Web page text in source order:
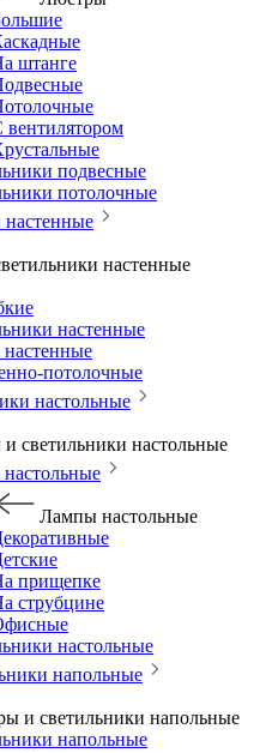
штанге
вентилятором
подвесные
потолочные
настенные
настенные
настенные
потолочные
настольные
светильники настольные
Лампы настольные
прищепке
струбцине
настольные
напольные
и светильники напольные
напольные